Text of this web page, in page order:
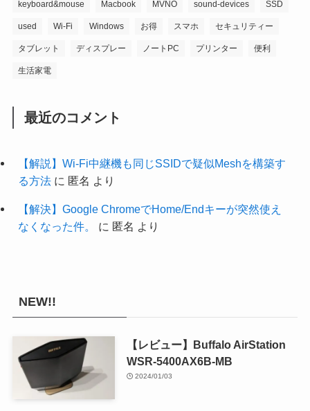
keyboard&mouse Macbook MVNO sound-devices SSD
used Wi-Fi Windows お得 スマホ セキュリティー
タブレット ディスプレー ノートPC プリンター 便利
生活家電
最近のコメント
【解説】Wi-Fi中継機も同じSSIDで疑似Meshを構築す
る方法に 匿名 より
【解決】Google ChromeでHome/Endキーが突然使え
なくなった件。
に 匿名 より
NEW!!
【レビュー】Buffalo AirStation
WSR-5400AX6B-MB
2024/01/03